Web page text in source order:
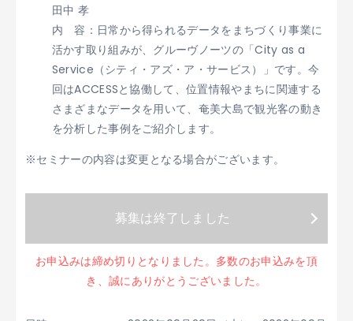
田中 孝​​​​
内 容：日常から得られるデータをまちづくり事業に
活かす取り組みが、グルーヴノーツの「City as a
Service（シティ・アズ・ア・サービス）」です。今
回はACCESSと協働して、位置情報やまちに関連する
さまざまなデータを用いて、奄美大島で観光客の動き
を分析した事例をご紹介します。​ ​​​​
※セミナーの内容は変更となる場合がございます。
募集は終了しました
お申込みは締め切りとなりました。多数のお申込みを頂
き、誠にありがとうございました。